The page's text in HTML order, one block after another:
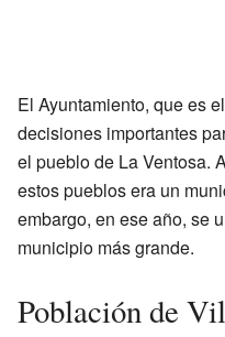
El Ayuntamiento, que es
decisiones importantes
el pueblo de La Ventosa.
estos pueblos era un
embargo, en ese año, se
municipio más grande.
Población de